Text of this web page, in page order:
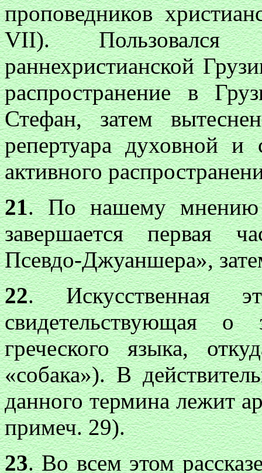
проповедников
VII). Пользовался
раннехристианской
распространение в
Стефан, затем
репертуара духовной и
активного
21. По нашему мнению
завершается первая
Псевдо-Джуаншера»,
22. Искусственная
свидетельствующая о
греческого языка,
«собака»). В
данного термина лежит
примеч. 29).
23. Во всем этом